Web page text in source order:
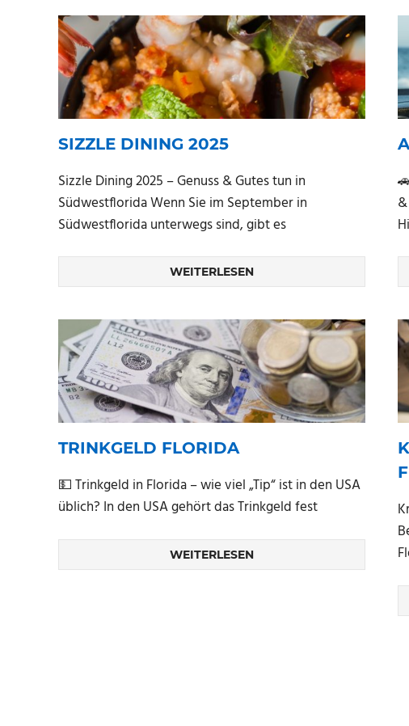
SIZZLE DINING 2025
Sizzle Dining 2025 – Genuss & Gutes tun in
Südwestflorida Wenn Sie im September in
Südwestflorida unterwegs sind, gibt es
WEITERLESEN
TRINKGELD FLORIDA
💵 Trinkgeld in Florida – wie viel „Tip“ ist in den USA
üblich? In den USA gehört das Trinkgeld fest
WEITERLESEN